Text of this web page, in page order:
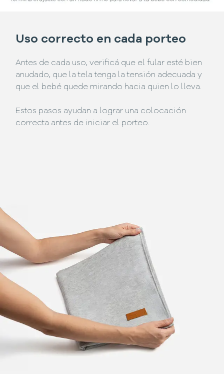
Uso correcto en cada porteo
Antes de cada uso, verificá que el fular esté bien
anudado, que la tela tenga la tensión adecuada y
que el bebé quede mirando hacia quien lo lleva.
Estos pasos ayudan a lograr una colocación
correcta antes de iniciar el porteo.